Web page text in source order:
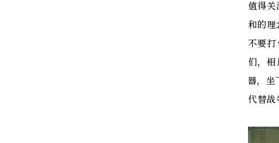
值得
和的
不要
们，
器，坐
代替战